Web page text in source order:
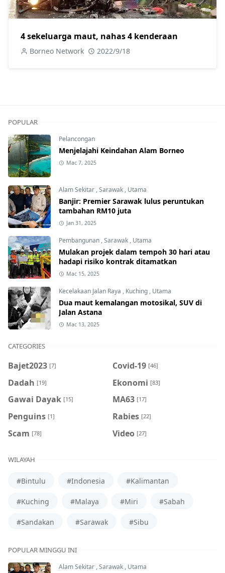
4 sekeluarga maut, nahas 4 kenderaan
Borneo Network 2022/9/18
POPULAR
Pelancongan
Menjelajahi Keindahan Alam Borneo
Mac 7, 2025
Alam Sekitar ,Sarawak , Utama
Banjir: Premier Sarawak lulus peruntukan
tambahan RM10 juta
Jan 31, 2025
Pembangunan ,Sarawak , Utama
Mulakan projek dalam tempoh 30 hari atau
hadapi risiko kontrak ditamatkan
Mac 15, 2025
Kecelakaan Jalan Raya , Kuching , Utama
Dua maut kemalangan motosikal, SUV di
Jalan Astana
Mac 13, 2025
CATEGORIES
Bajet2023 [7] Covid-19 [46]
Dadah [19] Ekonomi [83]
Gawai Dayak [15] MA63 [17]
Penguins [1] Rabies [22]
Scam [78] Video [27]
WILAYAH
#Bintulu #Indonesia #Kalimantan
#Kuching #Malaya #Miri #Sabah
#Sandakan #Sarawak #Sibu
POPULAR MINGGU INI
Alam Sekitar,Sarawak, Utama